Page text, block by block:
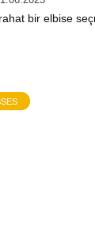
bir elbise